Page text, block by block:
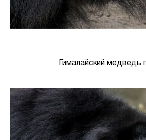
Гималайский медведь